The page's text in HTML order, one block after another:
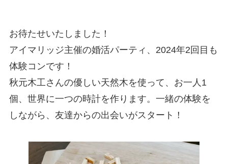
お待たせいたしました！
アイマリッジ主催の婚活パーティ、2024年2回目も
体験コンです！
秋元木工さんの優しい天然木を使って、お一人1
個、世界に一つの時計を作ります。一緒の体験を
しながら、友達からの出会いがスタート！